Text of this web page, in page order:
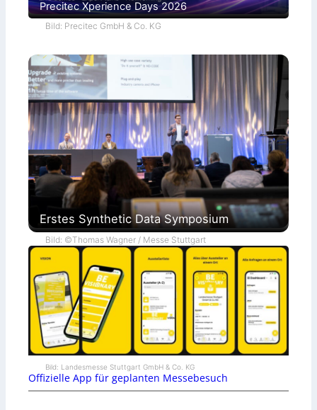
Precitec Xperience Days 2026
Bild: Precitec GmbH & Co. KG
Erstes Synthetic Data Symposium
Bild: ©Thomas Wagner / Messe Stuttgart
Bild: Landesmesse Stuttgart GmbH & Co. KG
Offizielle App für geplanten Messebesuch